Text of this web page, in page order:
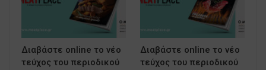
Διαβάστε online το νέο
τεύχος του περιοδικού
Διαβάστε online το νέο
τεύχος του περιοδικού